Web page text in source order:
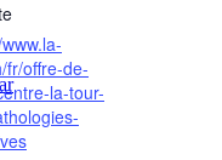
fr/offre-de-
la-tour-